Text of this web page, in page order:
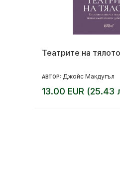
Театрите на тялото
АВТОР: Джойс Макдугъл
13.00 EUR (25.43